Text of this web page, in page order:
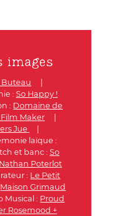
images
|
: So Happy !
: Domaine de
Maker
|
Jue
|
laïque :
et banc : So
Nathan Poterlot
: Le Petit
Maison Grimaud
Musical : Proud
Rosemood +